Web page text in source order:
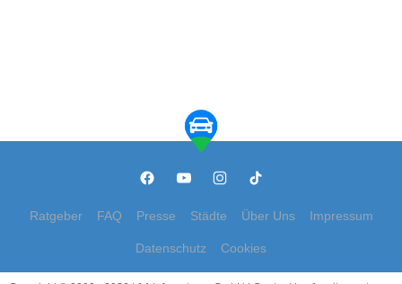
Ratgeber FAQ Presse Städte Über Uns Impressum
Datenschutz Cookies